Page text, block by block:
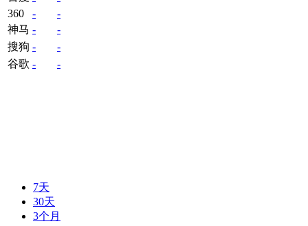
360
-
-
神马 -
-
搜狗 -
-
谷歌 - -
7天
30天
3个月